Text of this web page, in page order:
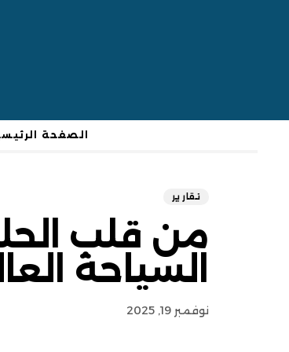
الصفحة
تقارير
من قلب
السياحة
نوفمبر 19, 2025